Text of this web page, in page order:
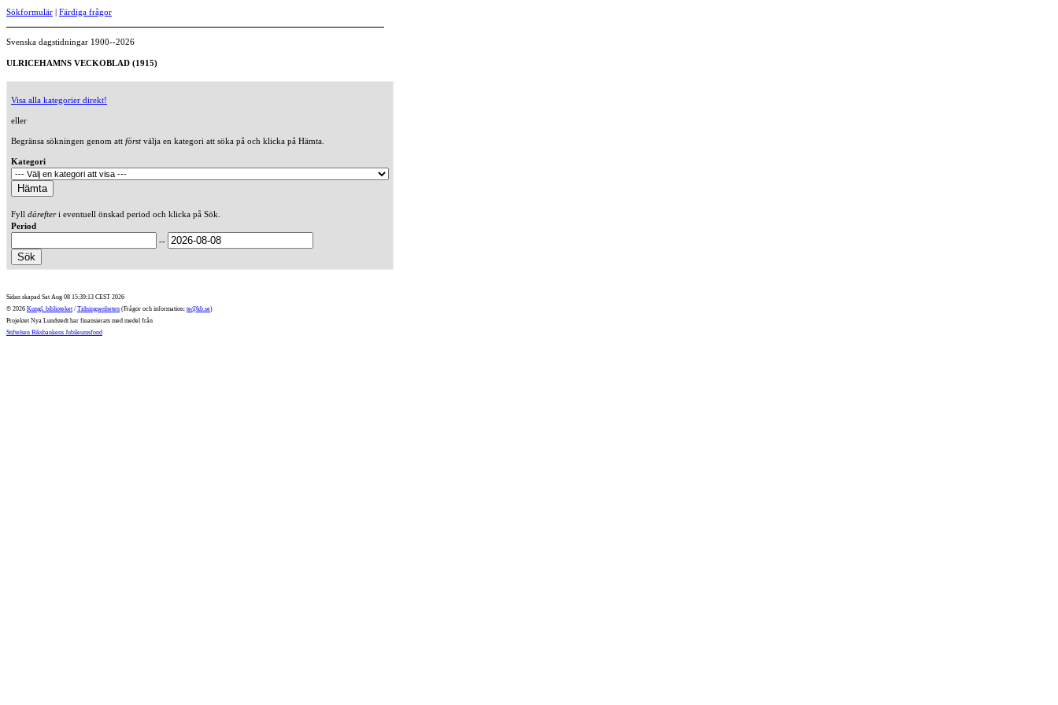
Sökformulär | Färdiga frågor
Svenska dagstidningar 1900--2026
ULRICEHAMNS VECKOBLAD (1915)
Visa alla kategorier direkt!
eller
Begränsa sökningen genom att förstvälja en kategori att söka på och klicka på Hämta.
Kategori
Fyll därefteri eventuell önskad period och klicka på Sök.
Period
--
Sidan skapad Sat Aug 08 15:39:13 CEST 2026
© 2026 Kungl. biblioteket / Tidningsenheten (Frågor och information: te@kb.se)
Projektet Nya Lundstedt har finansierats med medel från
Stiftelsen Riksbankens Jubileumsfond